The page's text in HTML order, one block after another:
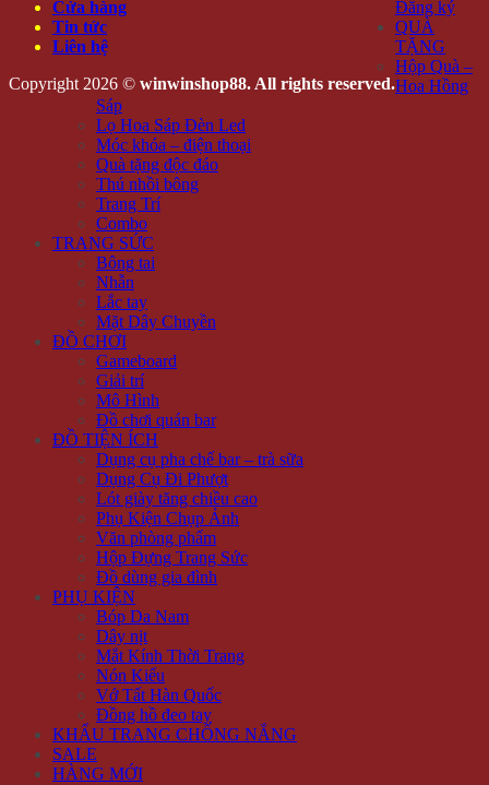
Cửa hàng
Tin tức
Liên hệ
Copyright 2026 © winwinshop88. All rights reserved.
Đăng ký
QUÀ
TẶNG
Hộp Quà –
Hoa Hồng
Sáp
Lọ Hoa Sáp Đèn Led
Móc khóa – điện thoại
Quà tặng độc đáo
Thú nhồi bông
Trang Trí
Combo
TRANG SỨC
Bông tai
Nhẫn
Lắc tay
Mặt Dây Chuyền
ĐỒ CHƠI
Gameboard
Giải trí
Mô Hình
Đồ chơi quán bar
ĐỒ TIỆN ÍCH
Dụng cụ pha chế bar – trà sữa
Dụng Cụ Đi Phượt
Lót giày tăng chiều cao
Phụ Kiện Chụp Ảnh
Văn phòng phẩm
Hộp Đựng Trang Sức
Đồ dùng gia đình
PHỤ KIỆN
Bóp Da Nam
Dây nịt
Mắt Kính Thời Trang
Nón Kiểu
Vớ Tất Hàn Quốc
Đồng hồ đeo tay
KHẨU TRANG CHỐNG NẮNG
SALE
HÀNG MỚI